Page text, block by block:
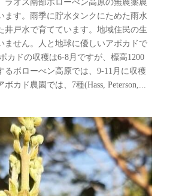
ラオス南部ボローべン高原の無農薬農
ます。雨季に貯水タンクにためた雨水
井戸水で育てています。地域住民の生
ません。人と地球に優しいアボカドで
カドの収穫は6-8月ですが、標高1200
るボローべン高原では、9-11月に収穫
ボカド農園では、7種(Hass, Peterson,...